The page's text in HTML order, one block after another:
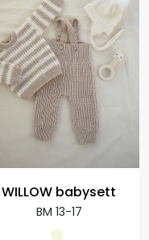
WILLOW babysett
BM 13-17